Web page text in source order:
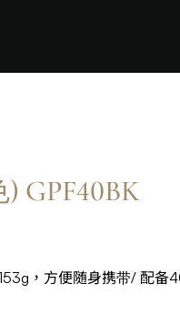
GPF40BK
，方便随身携带/ 配备